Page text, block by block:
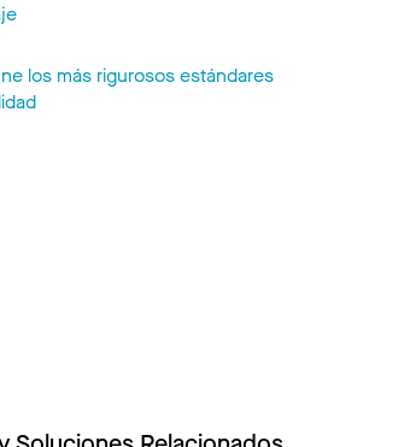
los más rigurosos estándares